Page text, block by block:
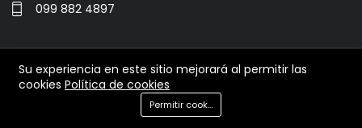
099 882 4897
© 2024 Vaquero Sport. All Rights Reserved.
Su experiencia en este sitio mejorará al permitir las
cookies Política de cookies
Permitir cookies